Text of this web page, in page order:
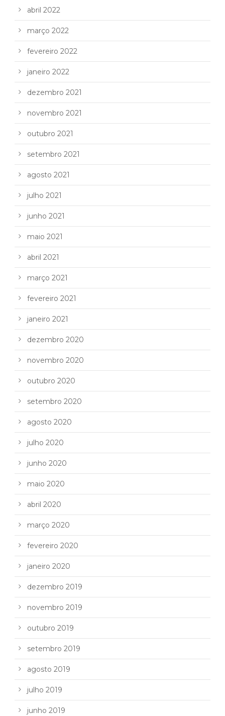
abril 2022
março 2022
fevereiro 2022
janeiro 2022
dezembro 2021
novembro 2021
outubro 2021
setembro 2021
agosto 2021
julho 2021
junho 2021
maio 2021
abril 2021
março 2021
fevereiro 2021
janeiro 2021
dezembro 2020
novembro 2020
outubro 2020
setembro 2020
agosto 2020
julho 2020
junho 2020
maio 2020
abril 2020
março 2020
fevereiro 2020
janeiro 2020
dezembro 2019
novembro 2019
outubro 2019
setembro 2019
agosto 2019
julho 2019
junho 2019